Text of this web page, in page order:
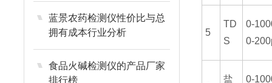
蓝景农药检测仪性价比与总
拥有成本行业分析
食品火碱检测仪的产品厂家
排行榜
5
TD
S
0-
0-
盐
0-